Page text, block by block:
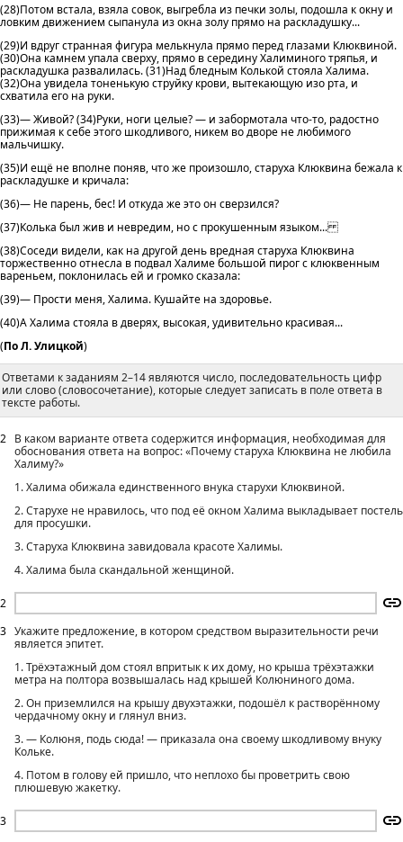
(28)Потом встала, взяла совок, выгребла из печки золы, подошла к окну и
ловким движением сыпанула из окна золу прямо на раскладушку...
(29)И вдруг странная фигура мелькнула прямо перед глазами Клюквиной.
(З0)Она камнем упала сверху, прямо в середину Халиминого тряпья, и
раскладушка развалилась. (31)Над бледным Колькой стояла Халима.
(32)Она увидела тоненькую струйку крови, вытекающую изо рта, и
схватила его на руки.
(33)— Живой? (34)Руки, ноги целые? — и забормотала что-то, радостно
прижимая к себе этого шкодливого, никем во дворе не любимого
мальчишку.
(35)И ещё не вполне поняв, что же произошло, старуха Клюквина бежала к
раскладушке и кричала:
(36)— Не парень, бес! И откуда же это он сверзился?
(37)Колька был жив и невредим, но с прокушенным языком...
(38)Соседи видели, как на другой день вредная старуха Клюквина
торжественно отнесла в подвал Халиме большой пирог с клюквенным
вареньем, поклонилась ей и громко сказала:
(39)— Прости меня, Халима. Кушайте на здоровье.
(40)А Халима стояла в дверях, высокая, удивительно красивая...
(По Л. Улицкой)
Ответами к заданиям 2–14 являются число, последовательность цифр
или слово (словосочетание), которые следует записать в поле ответа в
тексте работы.
2
2
В каком варианте ответа содержится информация, необходимая для
обоснования ответа на вопрос: «Почему старуха Клюквина не любила
Халиму?»
1. Халима обижала единственного внука старухи Клюквиной.
2. Старухе не нравилось, что под её окном Халима выкладывает постель
для просушки.
3. Старуха Клюквина завидовала красоте Халимы.
4. Халима была скандальной женщиной.
3
3
Укажите предложение, в котором средством выразительности речи
является эпитет.
1. Трёхэтажный дом стоял впритык к их дому, но крыша трёхэтажки
метра на полтора возвышалась над крышей Колюниного дома.
2. Он приземлился на крышу двухэтажки, подошёл к растворённому
чердачному окну и глянул вниз.
3. — Колюня, подь сюда! — приказала она своему шкодливому внуку
Кольке.
4. Потом в голову ей пришло, что неплохо бы проветрить свою
плюшевую жакетку.